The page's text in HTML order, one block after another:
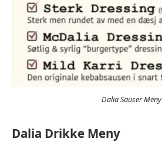
Dalia Sauser Meny
Dalia Drikke Meny